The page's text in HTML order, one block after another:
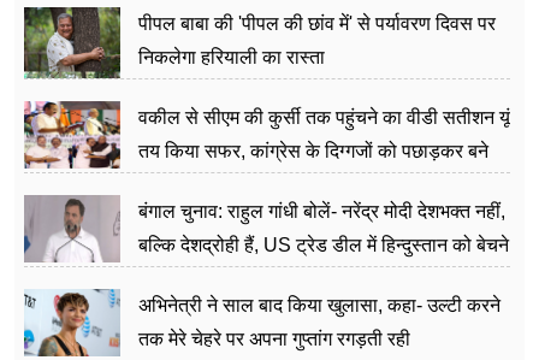
पीपल बाबा की 'पीपल की छांव में' से पर्यावरण दिवस पर
निकलेगा हरियाली का रास्ता
वकील से सीएम की कुर्सी तक पहुंचने का वीडी सतीशन यूं
तय किया सफर, कांग्रेस के दिग्गजों को पछाड़कर बने
बंगाल चुनाव: राहुल गांधी बोलें- नरेंद्र मोदी देशभक्त नहीं,
बल्कि देशद्रोही हैं, US ट्रेड डील में हिन्दुस्तान को बेचने
अभिनेत्री ने साल बाद किया खुलासा, कहा- उल्टी करने
तक मेरे चेहरे पर अपना गुप्तांग रगड़ती रही